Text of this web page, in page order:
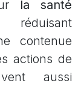
la santé
contenue
actions de
aussi